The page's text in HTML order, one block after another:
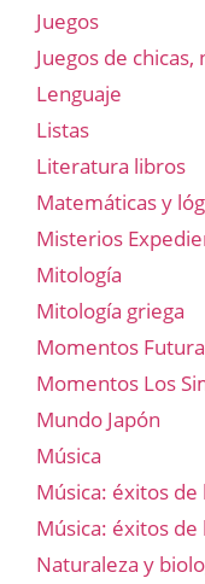
Juegos
Juegos de
Lenguaje
Listas
Literatura libros
Matemáticas y
Misterios
Mitología
Mitología griega
Momentos
Momentos Los
Mundo Japón
Música
Música: éxitos de
Música: éxitos de
Naturaleza y